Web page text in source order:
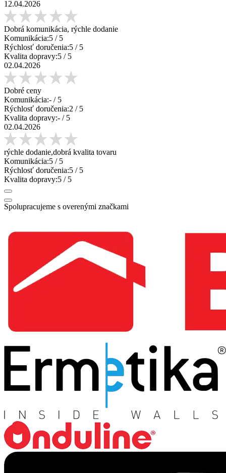
12.04.2026
Dobrá komunikácia, rýchle dodanie
Komunikácia:5 / 5
Rýchlosť doručenia:5 / 5
Kvalita dopravy:5 / 5
02.04.2026
Dobré ceny
Komunikácia:- / 5
Rýchlosť doručenia:2 / 5
Kvalita dopravy:- / 5
02.04.2026
rýchle dodanie,dobrá kvalita tovaru
Komunikácia:5 / 5
Rýchlosť doručenia:5 / 5
Kvalita dopravy:5 / 5
Spolupracujeme s overenými značkami